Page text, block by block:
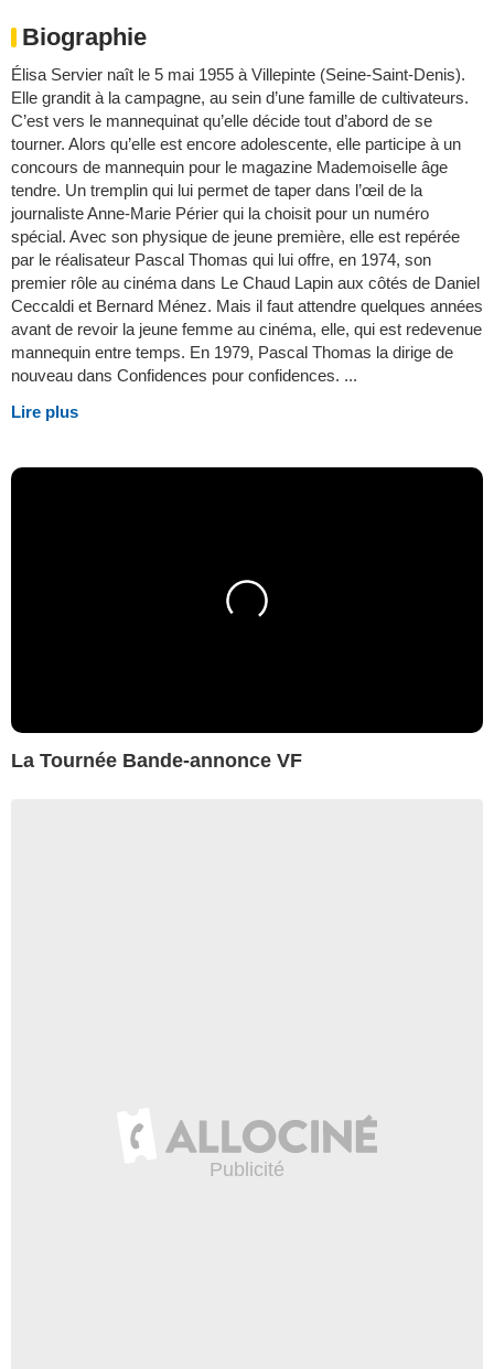
Biographie
Élisa Servier naît le 5 mai 1955 à Villepinte (Seine-Saint-Denis).
Elle grandit à la campagne, au sein d’une famille de cultivateurs.
C’est vers le mannequinat qu’elle décide tout d’abord de se
tourner. Alors qu’elle est encore adolescente, elle participe à un
concours de mannequin pour le magazine Mademoiselle âge
tendre. Un tremplin qui lui permet de taper dans l’œil de la
journaliste Anne-Marie Périer qui la choisit pour un numéro
spécial. Avec son physique de jeune première, elle est repérée
par le réalisateur Pascal Thomas qui lui offre, en 1974, son
premier rôle au cinéma dans Le Chaud Lapin aux côtés de Daniel
Ceccaldi et Bernard Ménez. Mais il faut attendre quelques années
avant de revoir la jeune femme au cinéma, elle, qui est redevenue
mannequin entre temps. En 1979, Pascal Thomas la dirige de
nouveau dans Confidences pour confidences. ...
Lire plus
La Tournée Bande-annonce VF